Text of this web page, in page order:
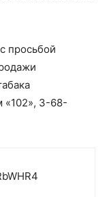
просьбой
«102», 3-68-